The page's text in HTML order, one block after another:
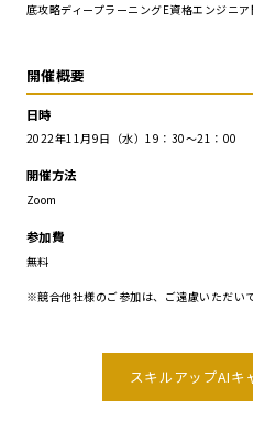
底攻略ディープラーニングE資格エンジニア
開催概要
日時
2022年11月9日（水）19：30～21：00
開催方法
Zoom
参加費
無料
※競合他社様のご参加は、ご遠慮いただい
スキルアップAIキ